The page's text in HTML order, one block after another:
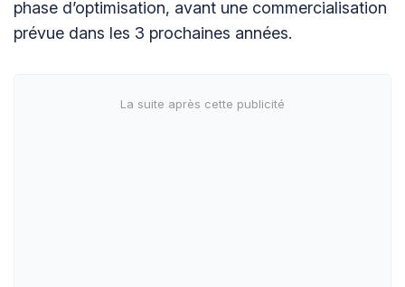
phase d’optimisation, avant une commercialisation
prévue dans les 3 prochaines années.